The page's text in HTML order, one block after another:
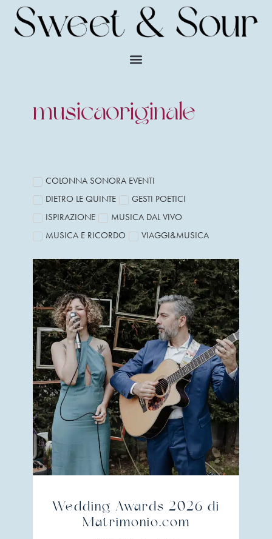
musicaoriginale
COLONNA SONORA EVENTI
DIETRO LE QUINTE
GESTI POETICI
ISPIRAZIONE
MUSICA DAL VIVO
MUSICA E RICORDO
VIAGGI&MUSICA
Wedding Awards 2026 di
Matrimonio.com